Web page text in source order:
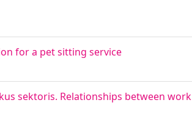
for a pet sitting service
sektoris. Relationships between work